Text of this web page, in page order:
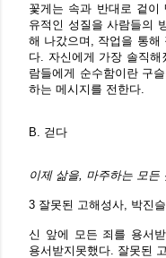
꽃게는 속과 반대로 겉이
유적인 성질을 사람들의
해 나갔으며, 작업을 통해
다. 자신에게 가장 솔직
람들에게 순수함이란 구
하는 메시지를 전한다.
B. 걷다
이제 삶을, 마주하는 모든
3 잘못된 고해성사, 박진슬
신 앞에 모든 죄를 용서
용서받지못했다. 잘못된